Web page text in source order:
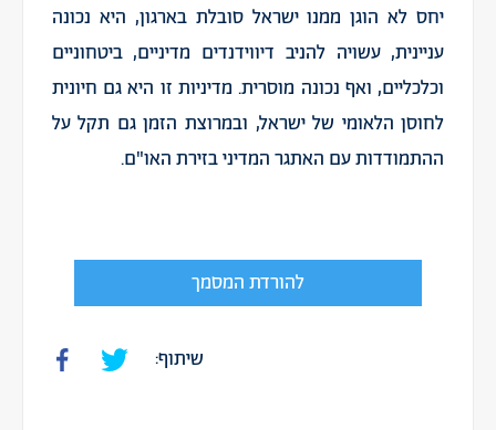
יחס לא הוגן ממנו ישראל סובלת בארגון, היא נכונה
עניינית, עשויה להניב דיווידנדים מדיניים, ביטחוניים
וכלכליים, ואף נכונה מוסרית. מדיניות זו היא גם חיונית
לחוסן הלאומי של ישראל, ובמרוצת הזמן גם תקל על
ההתמודדות עם האתגר המדיני בזירת האו"ם.
להורדת המסמך
שיתוף: